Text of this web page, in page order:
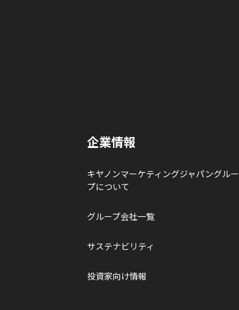
企業情報
キヤノンマーケティングジャパングルー
プについて
グループ会社一覧
サステナビリティ
投資家向け情報